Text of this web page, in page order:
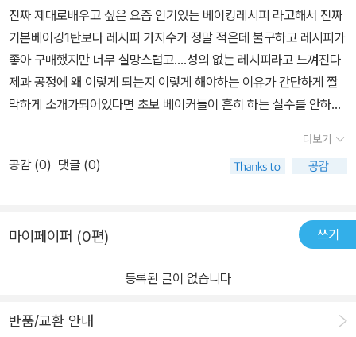
리는 Q&A 게시판을 통해 답변받을수 있어 그것도 참 좋더라구요1탄
도장깨기하며 베린 탈출할수 있었고 이번 2탄을 만나며 참 많이 성장
하고 있음을 느껴요뭣보다 새로운 레시피에 도전해보는 재미가 느무
느무 쏠쏠하더라구요홈베이킹이 즐거운 요즘진짜 베이킹 가이드를
찾고 있다면진짜 기본 베이킹책을 아주베리 추천해요 :)
진짜 제대로배우고 싶은 요즘 인기있는 베이킹레시피 라고해서 진짜
기본베이깅1탄보다 레시피 가지수가 정말 적은데 불구하고 레시피가
좋아 구매했지만 너무 실망스럽고....성의 없는 레시피라고 느껴진다
제과 공정에 왜 이렇게 되는지 이렇게 해야하는 이유가 간단하게 짤
막하게 소개가되어있다면 초보 베이커들이 흔히 하는 실수를 안하도
같이 느껴졌다...
더보기
공감 (0) 댓글 (0)
마이페이퍼 (0편) 쓰기
등록된 글이 없습니다
반품/교환 안내